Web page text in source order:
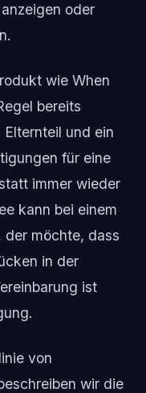
oder
wie When
bereits
und ein
für eine
immer wieder
kann bei einem
der möchte, dass
in der
ist
von
wir die